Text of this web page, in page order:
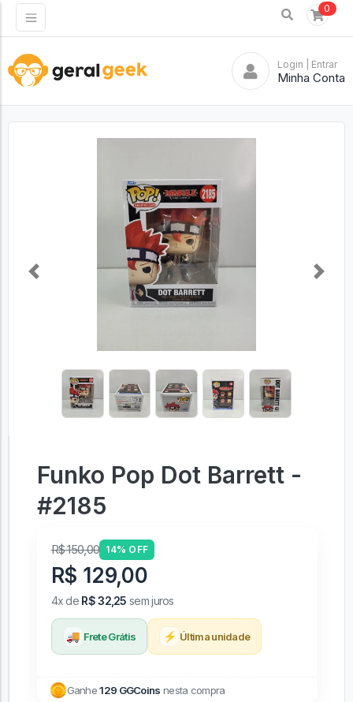
0
Login | Entrar
Minha Conta
Previous Next
Funko Pop Dot Barrett -
#2185
R$ 150,00 14% OFF
R$ 129,00
4x de R$ 32,25 sem juros
🚚 Frete Grátis ⚡ Última unidade
Ganhe129 GGCoins nesta compra